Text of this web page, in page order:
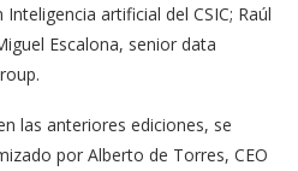
artificial del CSIC; Raúl
Escalona, senior data
las anteriores ediciones, se
por Alberto de Torres, CEO